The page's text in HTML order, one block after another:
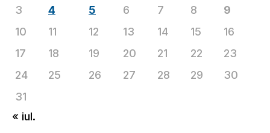
3
4 5 6 7 8
9
10
11 12 13 14 15
16
17
18 19 20 21 22
23
24
25 26 27 28 29
30
31
« iul.